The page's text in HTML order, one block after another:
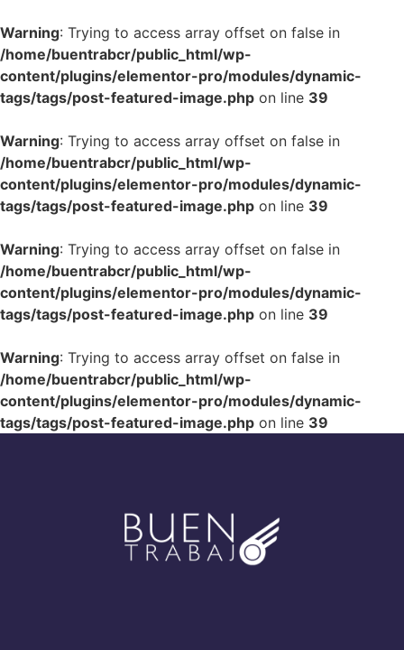
Warning: Trying to access array offset on false in
/home/buentrabcr/public_html/wp-
content/plugins/elementor-pro/modules/dynamic-
tags/tags/post-featured-image.php on line 39
Warning: Trying to access array offset on false in
/home/buentrabcr/public_html/wp-
content/plugins/elementor-pro/modules/dynamic-
tags/tags/post-featured-image.php on line 39
Warning: Trying to access array offset on false in
/home/buentrabcr/public_html/wp-
content/plugins/elementor-pro/modules/dynamic-
tags/tags/post-featured-image.php on line 39
Warning: Trying to access array offset on false in
/home/buentrabcr/public_html/wp-
content/plugins/elementor-pro/modules/dynamic-
tags/tags/post-featured-image.php on line 39